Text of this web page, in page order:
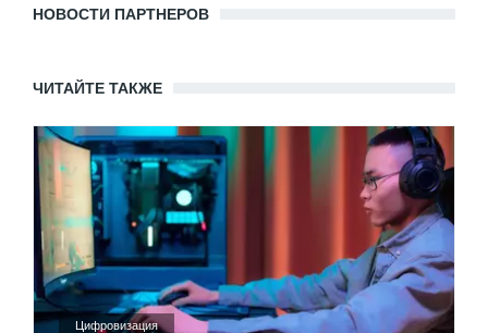
НОВОСТИ ПАРТНЕРОВ
ЧИТАЙТЕ ТАКЖЕ
Цифровизация